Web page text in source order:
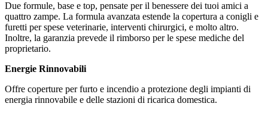
Due formule, base e top, pensate per il benessere dei tuoi amici a
quattro zampe. La formula avanzata estende la copertura a conigli e
furetti per spese veterinarie, interventi chirurgici, e molto altro.
Inoltre, la garanzia prevede il rimborso per le spese mediche del
proprietario.
Energie Rinnovabili
Offre coperture per furto e incendio a protezione degli impianti di
energia rinnovabile e delle stazioni di ricarica domestica.